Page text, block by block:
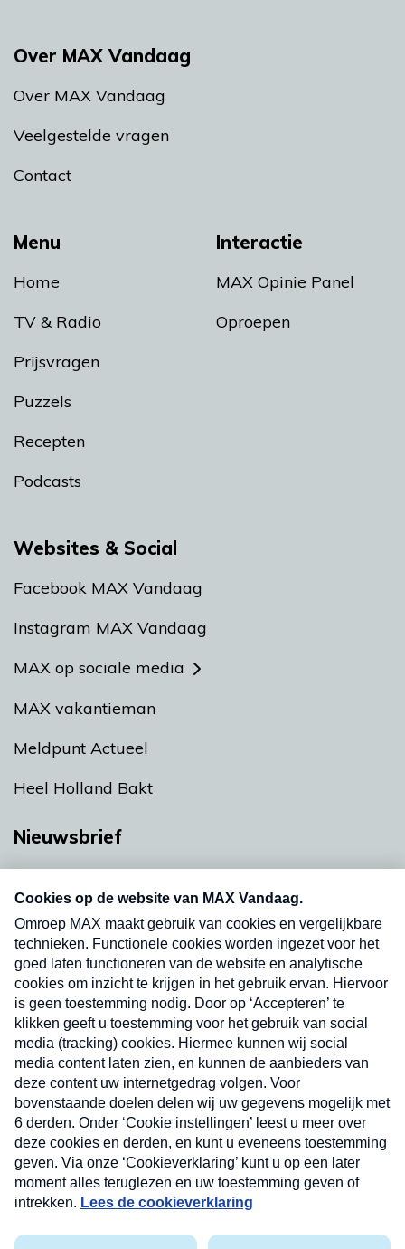
Menu
Home
TV & Radio
Prijsvragen
Puzzels
Recepten
Podcasts
Interactie
MAX Opinie Panel
Oproepen
Over MAX Vandaag
Over MAX Vandaag
Veelgestelde vragen
Contact
Websites & Social
Facebook MAX Vandaag
Instagram MAX Vandaag
MAX op sociale media
MAX vakantieman
Meldpunt Actueel
Heel Holland Bakt
Nieuwsbrief
nieuwsbrief. Elke vrijdag- en dinsdagochtend in
uw mailbox.
Verzend
Privacyverklaring
Cookieverklaring
Nieuwsbrief
Neem hier een gratis abonnement op onze
nieuwsbrief. Elke vrijdag- en dinsdagochtend in uw